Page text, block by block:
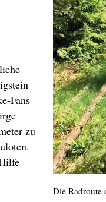
Fans
zu
Die Radroute